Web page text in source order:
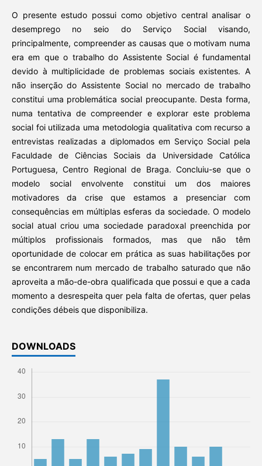
O presente estudo possui como objetivo central analisar o
desemprego no seio do Serviço Social visando,
principalmente, compreender as causas que o motivam numa
era em que o trabalho do Assistente Social é fundamental
devido à multiplicidade de problemas sociais existentes. A
não inserção do Assistente Social no mercado de trabalho
constitui uma problemática social preocupante. Desta forma,
numa tentativa de compreender e explorar este problema
social foi utilizada uma metodologia qualitativa com recurso a
entrevistas realizadas a diplomados em Serviço Social pela
Faculdade de Ciências Sociais da Universidade Católica
Portuguesa, Centro Regional de Braga. Concluiu-se que o
modelo social envolvente constitui um dos maiores
motivadores da crise que estamos a presenciar com
consequências em múltiplas esferas da sociedade. O modelo
social atual criou uma sociedade paradoxal preenchida por
múltiplos profissionais formados, mas que não têm
oportunidade de colocar em prática as suas habilitações por
se encontrarem num mercado de trabalho saturado que não
aproveita a mão-de-obra qualificada que possui e que a cada
momento a desrespeita quer pela falta de ofertas, quer pelas
condições débeis que disponibiliza.
DOWNLOADS